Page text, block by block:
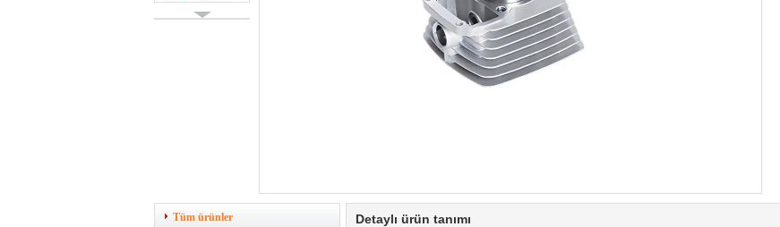
Tüm ürünler Detaylı ürün tanımı